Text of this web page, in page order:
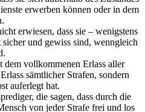
erwerben können oder in dem
erwiesen, dass sie – wenigstens
und gewiss sind, wenngleich
dem vollkommenen Erlass aller
sämtlicher Strafen, sondern
auferlegt hat.
die sagen, dass durch die
von jeder Strafe frei und los